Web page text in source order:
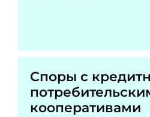
Споры с
кооперативами